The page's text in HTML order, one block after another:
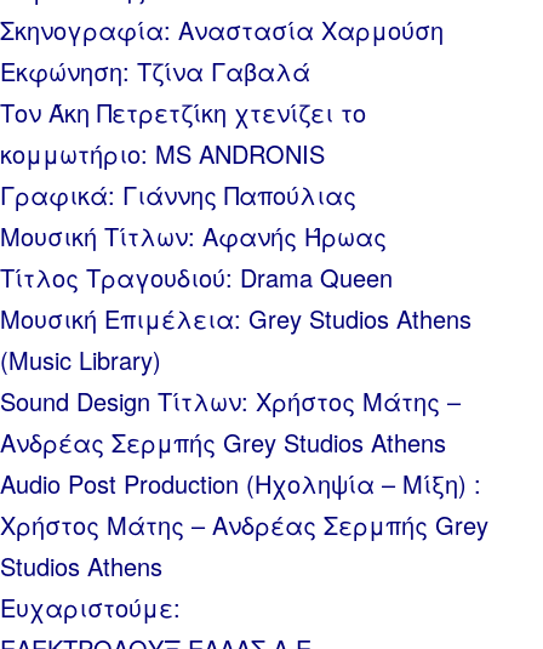
Σκηνογραφία: Αναστασία Χαρμούση
Εκφώνηση: Τζίνα Γαβαλά
Τον Άκη Πετρετζίκη χτενίζει το
κομμωτήριο: MS ANDRONIS
Γραφικά: Γιάννης Παπούλιας
Μουσική Τίτλων: Αφανής Ήρωας
Τίτλος Τραγουδιού: Drama Queen
Μουσική Επιμέλεια: Grey Studios Athens
(Music Library)
Sound Design Τίτλων: Χρήστος Μάτης –
Ανδρέας Σερμπής Grey Studios Athens
Audio Post Production (Ηχοληψία – Μίξη) :
Χρήστος Μάτης – Ανδρέας Σερμπής Grey
Studios Athens
Ευχαριστούμε: